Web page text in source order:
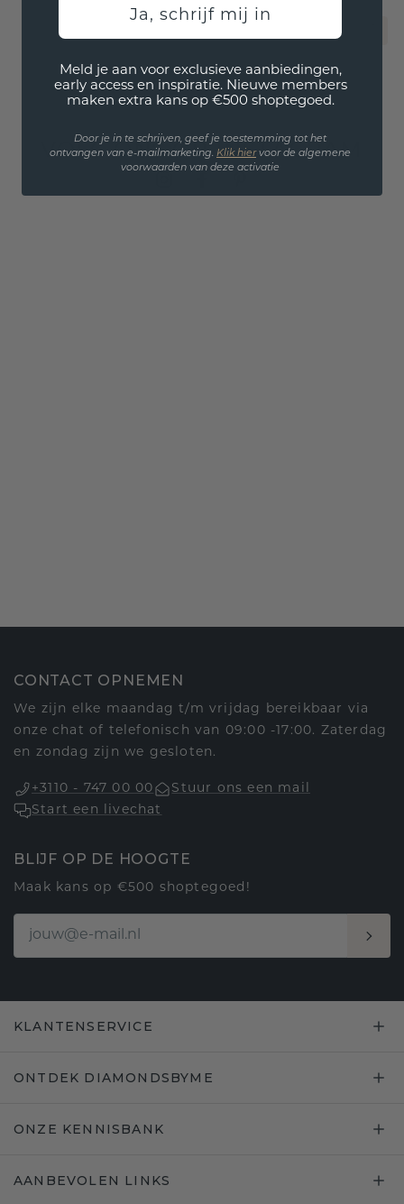
VOLG ONS OP INSTAGRAM
CONTACT OPNEMEN
We zijn elke maandag t/m vrijdag bereikbaar via
onze chat of telefonisch van 09:00 -17:00. Zaterdag
en zondag zijn we gesloten.
+3110 - 747 00 00
Stuur ons een mail
Start een livechat
BLIJF OP DE HOOGTE
Maak kans op €500 shoptegoed!
KLANTENSERVICE
ONTDEK DIAMONDSBYME
ONZE KENNISBANK
AANBEVOLEN LINKS
Ja, schrijf mij in
Meld je aan voor exclusieve aanbiedingen,
early access en inspiratie. Nieuwe members
maken extra kans op €500 shoptegoed.
Door je in te schrijven, geef je toestemming tot het
ontvangen van e-mailmarketing. Klik hiervoor de algemene
voorwaarden van deze activatie